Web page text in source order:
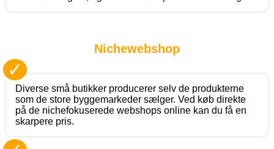
Nichewebshop
✓
Diverse små butikker producerer selv de produkterne
som de store byggemarkeder sælger. Ved køb direkte
på de nichefokuserede webshops online kan du få en
skarpere pris.